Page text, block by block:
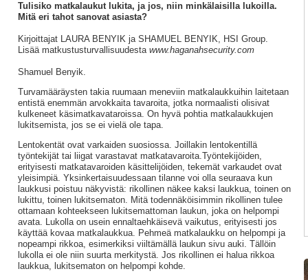
Tulisiko matkalaukut lukita, ja jos, niin minkälaisilla lukoilla.
Mitä eri tahot sanovat asiasta?
Kirjoittajat LAURA BENYIK ja SHAMUEL BENYIK, HSI Group.
Lisää matkustusturvallisuudestawww.haganahsecurity.com
Shamuel Benyik.
Turvamääräysten takia ruumaan meneviin matkalaukkuihin laitetaan
entistä enemmän arvokkaita tavaroita, jotka normaalisti olisivat
kulkeneet käsimatkavataroissa. On hyvä pohtia matkalaukkujen
lukitsemista, jos se ei vielä ole tapa.
Lentokentät ovat varkaiden suosiossa. Joillakin lentokentillä
työntekijät tai liigat varastavat matkatavaroita.Työntekijöiden,
erityisesti matkatavaroiden käsittelijöiden, tekemät varkaudet ovat
yleisimpiä. Yksinkertaisuudessaan tilanne voi olla seuraava kun
laukkusi poistuu näkyvistä: rikollinen näkee kaksi laukkua, toinen on
lukittu, toinen lukitsematon. Mitä todennäköisimmin rikollinen tulee
ottamaan kohteekseen lukitsemattoman laukun, joka on helpompi
avata. Lukolla on usein ennaltaehkäisevä vaikutus, erityisesti jos
käyttää kovaa matkalaukkua. Pehmeä matkalaukku on helpompi ja
nopeampi rikkoa, esimerkiksi viiltämällä laukun sivu auki. Tällöin
lukolla ei ole niin suurta merkitystä. Jos rikollinen ei halua rikkoa
laukkua, lukitsematon on helpompi kohde.